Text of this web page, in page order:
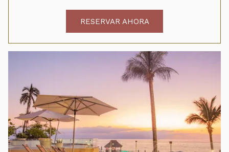
RESERVAR AHORA